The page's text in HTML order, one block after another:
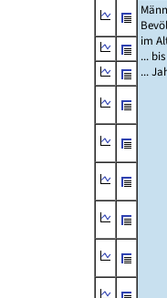
im
...
...